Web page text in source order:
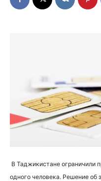
В Таджикистане ограничили
одного человека. Решение